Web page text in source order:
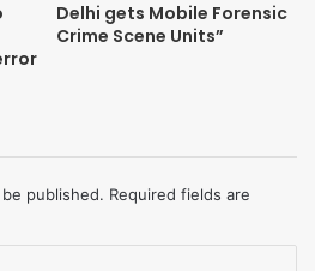
Delhi gets Mobile Forensic
Crime Scene Units”
published. Required fields are